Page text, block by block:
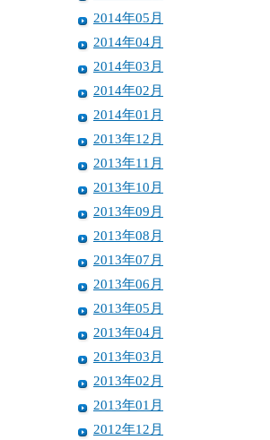
2014年05月
2014年04月
2014年03月
2014年02月
2014年01月
2013年12月
2013年11月
2013年10月
2013年09月
2013年08月
2013年07月
2013年06月
2013年05月
2013年04月
2013年03月
2013年02月
2013年01月
2012年12月